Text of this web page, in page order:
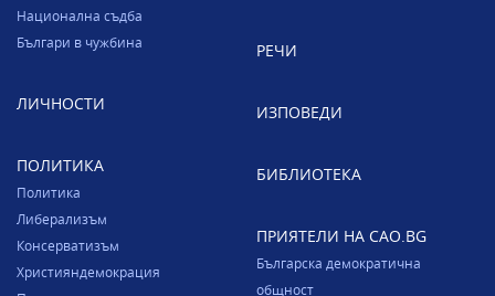
Национална съдба
Българи в чужбина
ЛИЧНОСТИ
ПОЛИТИКА
Политика
Либерализъм
Консерватизъм
Християндемокрация
РЕЧИ
ИЗПОВЕДИ
БИБЛИОТЕКА
ПРИЯТЕЛИ НА CAO.BG
Българска демократична
общност